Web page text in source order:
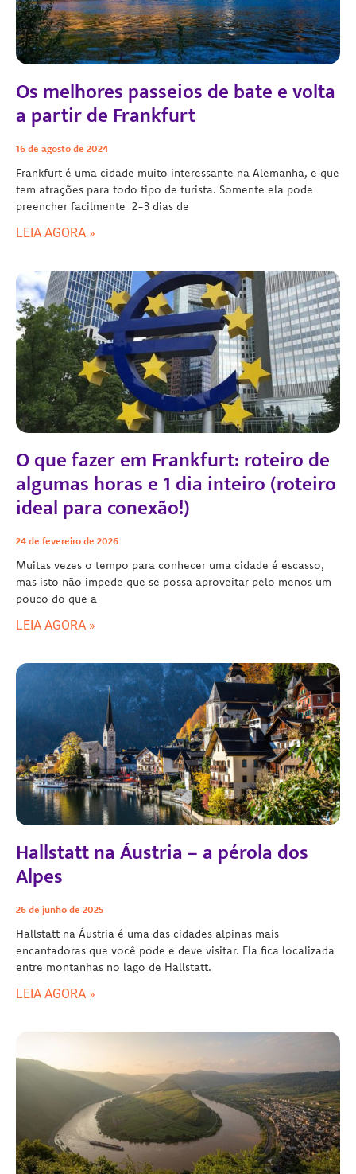
Os melhores passeios de bate e volta
a partir de Frankfurt
16 de agosto de 2024
Frankfurt é uma cidade muito interessante na Alemanha, e que
tem atrações para todo tipo de turista. Somente ela pode
preencher facilmente 2-3 dias de
LEIA AGORA »
O que fazer em Frankfurt: roteiro de
algumas horas e 1 dia inteiro (roteiro
ideal para conexão!)
24 de fevereiro de 2026
Muitas vezes o tempo para conhecer uma cidade é escasso,
mas isto não impede que se possa aproveitar pelo menos um
pouco do que a
LEIA AGORA »
Hallstatt na Áustria – a pérola dos
Alpes
26 de junho de 2025
Hallstatt na Áustria é uma das cidades alpinas mais
encantadoras que você pode e deve visitar. Ela fica localizada
entre montanhas no lago de Hallstatt.
LEIA AGORA »